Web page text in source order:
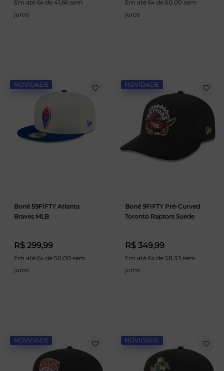
Em até 6x de 41,66 sem
juros
Em até 6x de 50,00 sem
juros
NOVIDADE
Boné 59FIFTY Atlanta
Braves MLB
R$ 299,99
Em até 6x de 50,00 sem
juros
NOVIDADE
Boné 9FIFTY Pré-Curved
Toronto Raptors Suede
R$ 349,99
Em até 6x de 58,33 sem
juros
NOVIDADE NOVIDADE